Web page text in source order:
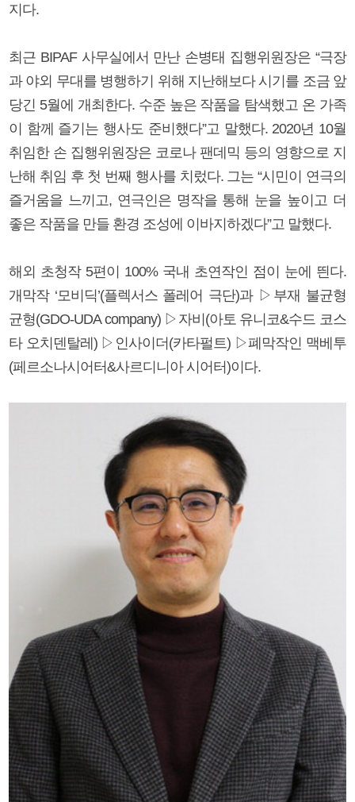
지다.
최근 BIPAF 사무실에서 만난 손병태 집행위원장은 “극장
과 야외 무대를 병행하기 위해 지난해보다 시기를 조금 앞
당긴 5월에 개최한다. 수준 높은 작품을 탐색했고 온 가족
이 함께 즐기는 행사도 준비했다”고 말했다. 2020년 10월
취임한 손 집행위원장은 코로나 팬데믹 등의 영향으로 지
난해 취임 후 첫 번째 행사를 치렀다. 그는 “시민이 연극의
즐거움을 느끼고, 연극인은 명작을 통해 눈을 높이고 더
좋은 작품을 만들 환경 조성에 이바지하겠다”고 말했다.
해외 초청작 5편이 100% 국내 초연작인 점이 눈에 띈다.
개막작 ‘모비딕’(플렉서스 폴레어 극단)과 ▷부재 불균형
균형(GDO-UDA company) ▷자비(아토 유니코&수드 코스
타 오치덴탈레) ▷인사이더(카타펄트) ▷폐막작인 맥베투
(페르소나시어터&사르디니아 시어터)이다.